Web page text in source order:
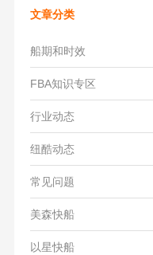
文章分类
船期和时效
FBA知识专区
行业动态
纽酷动态
常见问题
美森快船
以星快船